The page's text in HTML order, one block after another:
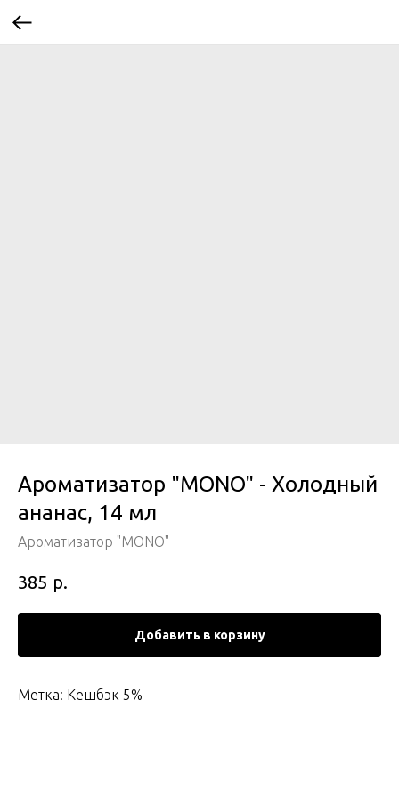
Ароматизатор "MONO" - Холодный
ананас, 14 мл
Ароматизатор "MONO"
385 р.
Добавить в корзину
Метка: Кешбэк 5%